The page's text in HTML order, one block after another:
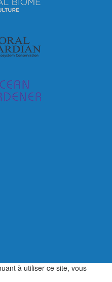
à utiliser ce site, vous